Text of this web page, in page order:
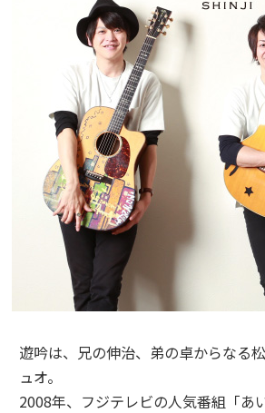
遊吟は、兄の伸治、弟の卓からなる
ュオ。
2008年、フジテレビの人気番組「あ